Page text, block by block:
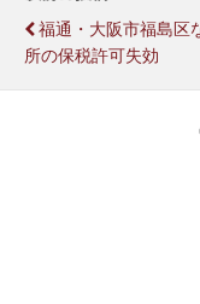
福通・大阪市福島区
所の保税許可失効